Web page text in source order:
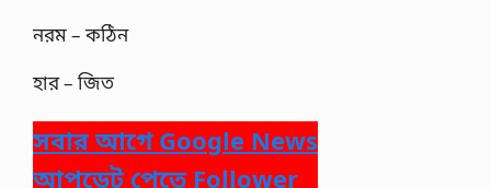
নরম – কঠিন
হার – জিত
সবার আগে Google News
আপডেট পেতে Follower